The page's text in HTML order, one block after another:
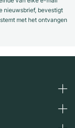
nieuwsbrief, bevestigt
met het ontvangen